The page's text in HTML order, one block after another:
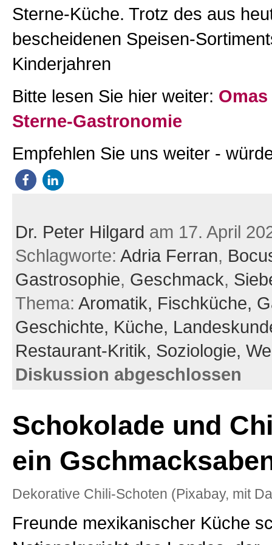
Sterne-Küche. Trotz des aus
bescheidenen Speisen-
Kinderjahren
Bitte lesen Sie hier weiter:
Sterne-Gastronomie
Empfehlen Sie uns weiter -
Dr. Peter Hilgard am 17. April
Schlagworte: Adria Ferran,
Gastrosophie, Geschmack,
Thema: Aromatik, Fischküche,
Geschichte, Küche,
Restaurant-Kritik, Soziologie,
Diskussion abgeschlossen
Schokolade und
ein
Dekorative Chili-Schoten (Pixabay, mit
Freunde mexikanischer Küche